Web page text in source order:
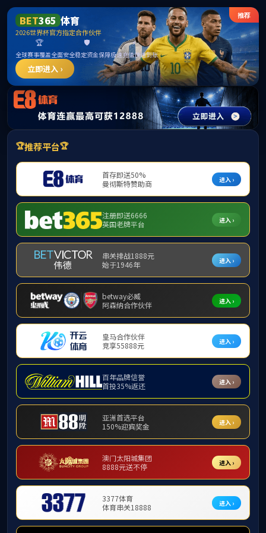
英国上市公司官网365(认证平台)Platinum China
提示：访问地址无效，17079/http:找不到对应的栏目！
首页 关闭此页